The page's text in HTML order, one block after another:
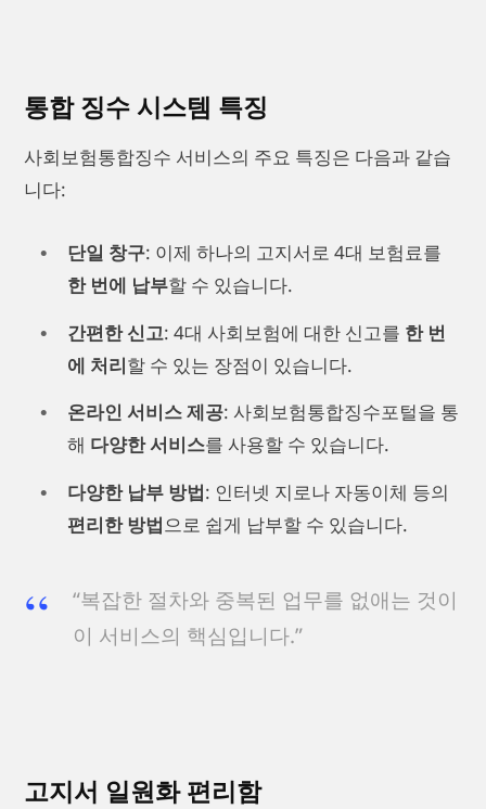
통합 징수 시스템 특징
사회보험통합징수 서비스의 주요 특징은 다음과 같습
니다:
단일 창구: 이제 하나의 고지서로 4대 보험료를
한 번에 납부할 수 있습니다.
간편한 신고: 4대 사회보험에 대한 신고를 한 번
에 처리할 수 있는 장점이 있습니다.
온라인 서비스 제공: 사회보험통합징수포털을 통
해 다양한 서비스를 사용할 수 있습니다.
다양한 납부 방법: 인터넷 지로나 자동이체 등의
편리한 방법으로 쉽게 납부할 수 있습니다.
“복잡한 절차와 중복된 업무를 없애는 것이
이 서비스의 핵심입니다.”
고지서 일원화 편리함